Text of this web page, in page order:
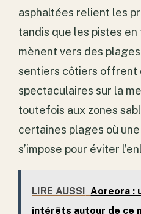
asphaltées relient les
tandis que les pistes
mènent vers des
sentiers côtiers offrent
spectaculaires sur la
toutefois aux zones
certaines plages où
s’impose pour éviter
LIRE AUSSI Aoreora :
intérêts autour de ce